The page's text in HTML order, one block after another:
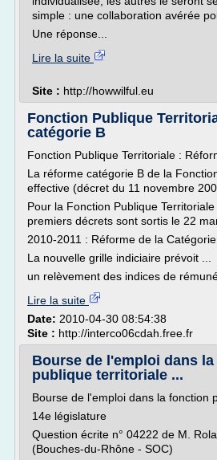
simple : une collaboration avérée
Une réponse...
Lire la suite
Site : http://howwilful.eu
Fonction Publique
catégorie B
Fonction Publique Territoriale :
La réforme catégorie B de la
effective (décret du 11 novembre
Pour la Fonction Publique
premiers décrets sont sortis le 22
2010-2011 : Réforme de la
La nouvelle grille indiciaire prévoit ...
un relèvement des indices de
Lire la suite
Date: 2010-04-30 08:54:38
Site : http://interco06cdah.free.fr
Bourse de l'emploi dans
publique territoriale ...
Bourse de l'emploi dans la fonction
14e législature
Question écrite n° 04222 de M.
(Bouches-du-Rhône - SOC)